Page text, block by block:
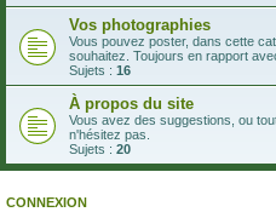
Vos photographies
Vous pouvez poster, dans cette
souhaitez. Toujours en rapport
Sujets : 16
À propos du site
Vous avez des suggestions, ou
n'hésitez pas.
Sujets : 20
CONNEXION